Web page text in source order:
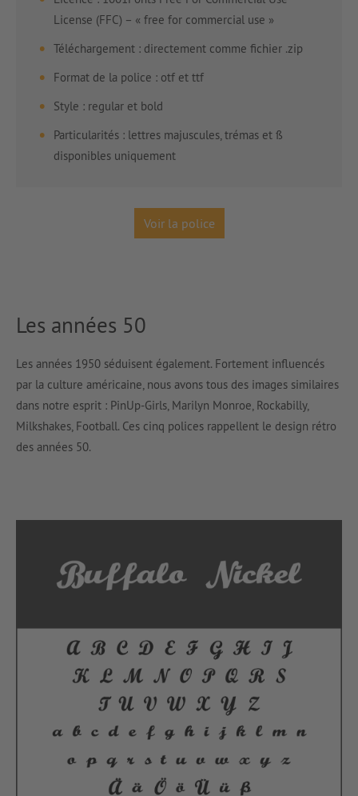
License (FFC) – « free for commercial use »
Téléchargement : directement comme fichier .zip
Format de la police : otf et ttf
Style : regular et bold
Particularités : lettres majuscules, trémas et ß
disponibles uniquement
Voir la police
Les années 50
Les années 1950 séduisent également. Fortement influencés
par la culture américaine, nous avons tous des images similaires
dans notre esprit : PinUp-Girls, Marilyn Monroe, Rockabilly,
Milkshakes, Football. Ces cinq polices rappellent le design rétro
des années 50.